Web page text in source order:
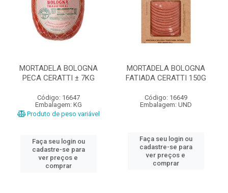
MORTADELA BOLOGNA
PECA CERATTI ± 7KG
Código: 16647
Embalagem: KG
Produto de peso variável
Faça seu login ou
cadastre-se para
ver preços e
comprar
MORTADELA BOLOGNA
FATIADA CERATTI 150G
Código: 16649
Embalagem: UND
Faça seu login ou
cadastre-se para
ver preços e
comprar